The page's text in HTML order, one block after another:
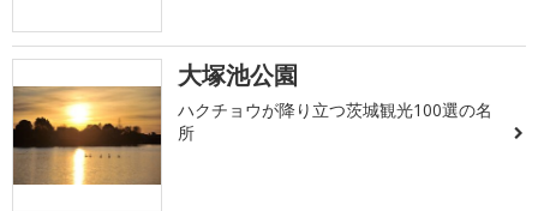
大塚池公園
ハクチョウが降り立つ茨城観光100選の名
所